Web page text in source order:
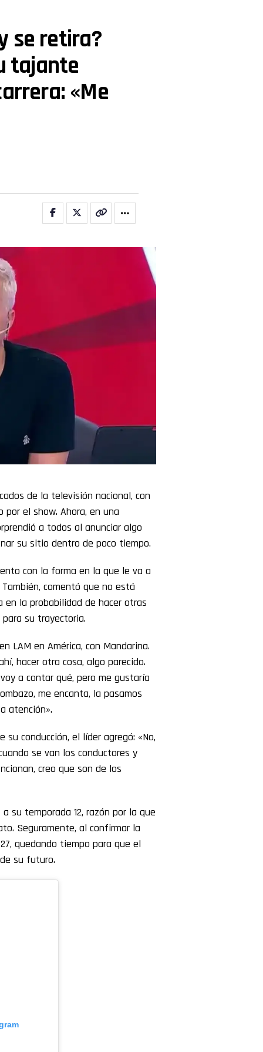
se retira?
tajante
«Me
de la televisión nacional, con
el show. Ahora, en una
a todos al anunciar algo
su sitio dentro de poco tiempo.
con la forma en la que le va a
comentó que no está
la probabilidad de hacer otras
su trayectoria.
LAM en América, con Mandarina.
hacer otra cosa, algo parecido.
a contar qué, pero me gustaría
me encanta, la pasamos
atención».
conducción, el líder agregó: «No,
se van los conductores y
creo que son de los
su temporada 12, razón por la que
Seguramente, al confirmar la
quedando tiempo para que el
su futuro.